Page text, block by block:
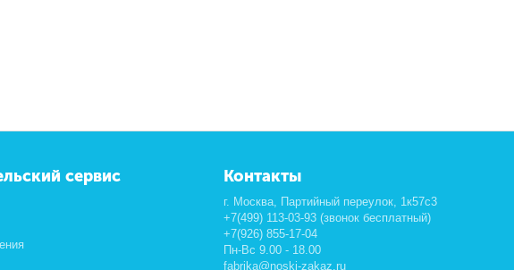
сервис Контакты
г. Москва, Партийный переулок, 1к57с3
+7(499) 113-03-93 (звонок бесплатный)
+7(926) 855-17-04
Пн-Вс 9.00 - 18.00
fabrika@noski-zakaz.ru